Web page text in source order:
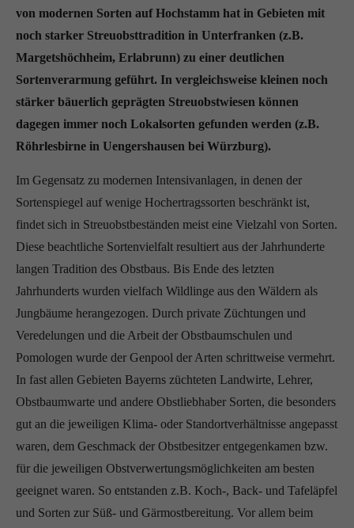
von modernen Sorten auf Hochstamm hat in Gebieten mit
noch starker Streuobsttradition in Unterfranken (z.B.
Margetshöchheim, Erlabrunn) zu einer deutlichen
Sortenverarmung geführt. In vergleichsweise kleinen noch
stärker bäuerlich geprägten Streuobstwiesen können
dagegen immer noch Lokalsorten gefunden werden (z.B.
Röhrlesbirne in Uengershausen bei Würzburg).
Im Gegensatz zu modernen Intensivanlagen, in denen der
Sortenspiegel auf wenige Hochertragssorten beschränkt ist,
findet sich in Streuobstbeständen meist eine Vielzahl von Sorten.
Diese beachtliche Sortenvielfalt resultiert aus der Jahrhunderte
langen Tradition des Obstbaus. Bis Ende des letzten
Jahrhunderts wurden vielfach Wildlinge aus den Wäldern als
Jungbäume herangezogen. Durch private Züchtungen und
Veredelungen und die Arbeit der Obstbaumschulen und
Pomologen wurde der Genpool der Arten schrittweise vermehrt.
In fast allen Gebieten Bayerns züchteten Landwirte, Lehrer,
Obstbaumwarte und andere Obstliebhaber Sorten, die besonders
gut an die jeweiligen Klima- oder Standortverhältnisse angepasst
waren, dem Geschmack der Obstbesitzer entgegenkamen bzw.
für die jeweiligen Obstverwertungsmöglichkeiten am besten
geeignet waren. So entstanden z.B. Koch-, Back- und Tafeläpfel
und Sorten zur Süß- und Gärmostbereitung. Vor allem beim